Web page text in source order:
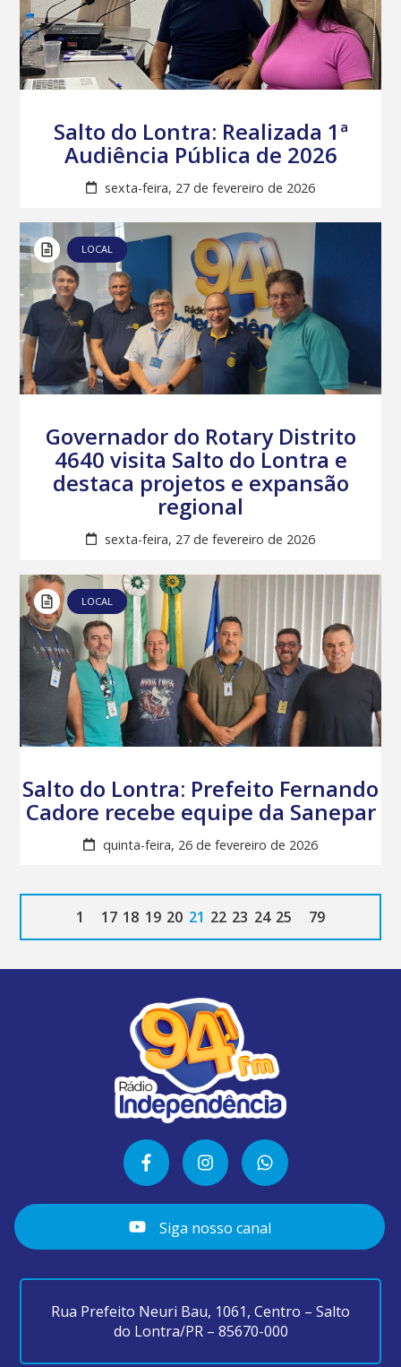
Salto do Lontra: Realizada 1ª
Audiência Pública de 2026
sexta-feira, 27 de fevereiro de 2026
LOCAL
Governador do Rotary Distrito
4640 visita Salto do Lontra e
destaca projetos e expansão
regional
sexta-feira, 27 de fevereiro de 2026
LOCAL
Salto do Lontra: Prefeito Fernando
Cadore recebe equipe da Sanepar
quinta-feira, 26 de fevereiro de 2026
1 17 18 19 20 21 22 23 24 25 79
Siga nosso canal
Rua Prefeito Neuri Bau, 1061, Centro – Salto
do Lontra/PR – 85670-000